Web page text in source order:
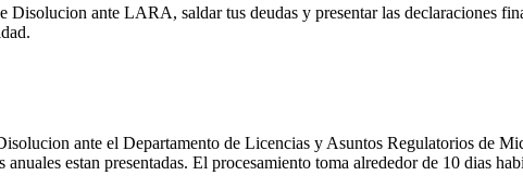
ante LARA, saldar tus deudas y presentar las declaraciones
ante el Departamento de Licencias y Asuntos Regulatorios de
estan presentadas. El procesamiento toma alrededor de 10 dias